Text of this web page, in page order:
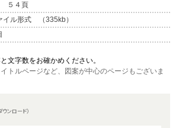
５４頁
イル形式 （335kb）
文字数をお確かめください。
トルページなど、図案が中心のページもございま
ウンロード）